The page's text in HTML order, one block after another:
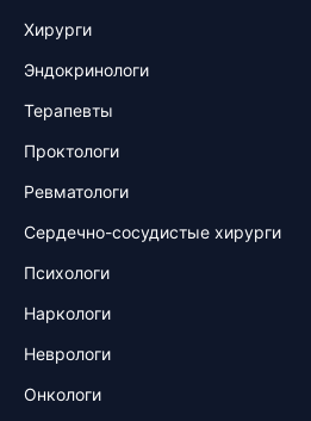
Хирурги
Эндокринологи
Терапевты
Проктологи
Ревматологи
Сердечно-сосудистые хирурги
Психологи
Наркологи
Неврологи
Онкологи